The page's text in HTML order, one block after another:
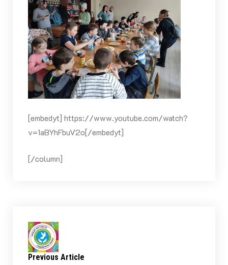
[embedyt] https://www.youtube.com/watch?
v=1aBYhFbuV2o[/embedyt]
[/column]
Previous Article